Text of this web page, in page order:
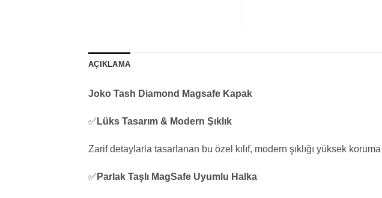
AÇIKLAMA
Joko Tash Diamond Magsafe Kapak
✅ Lüks Tasarım & Modern Şıklık
Zarif detaylarla tasarlanan bu özel kılıf, modern şıklığı yüksek
✅ Parlak Taşlı MagSafe Uyumlu Halka